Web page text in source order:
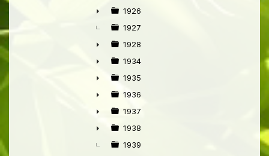
►
►
1926
1927
►
1928
►
1934
►
1935
►
1936
►
1937
►
1938
1939